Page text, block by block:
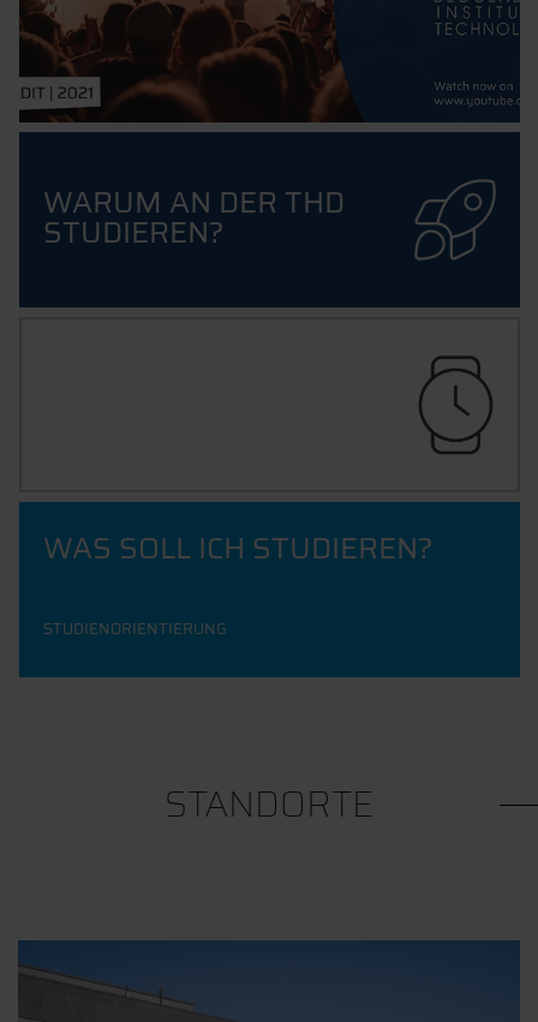
WARUM AN DER THD
STUDIEREN?
WAS SOLL ICH STUDIEREN?
STUDIENORIENTIERUNG
STANDORTE